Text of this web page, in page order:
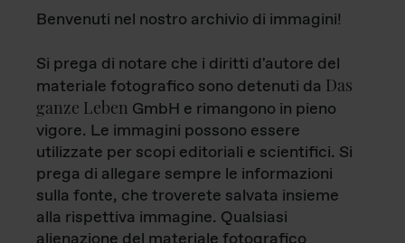
Benvenuti nel nostro archivio di immagini!
Si prega di notare che i diritti d'autore del
materiale fotografico sono detenuti da Das
ganze Leben GmbH e rimangono in pieno
vigore. Le immagini possono essere
utilizzate per scopi editoriali e scientifici. Si
prega di allegare sempre le informazioni
sulla fonte, che troverete salvata insieme
alla rispettiva immagine. Qualsiasi
alienazione del materiale fotografico